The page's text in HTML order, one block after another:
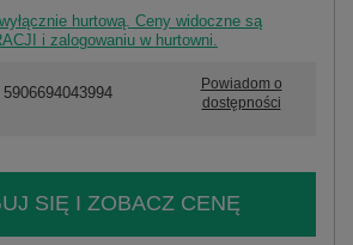
hurtową. Ceny widoczne są
i zalogowaniu w hurtowni.
5906694043994
Powiadom o
dostępności
SIĘ I ZOBACZ CENĘ